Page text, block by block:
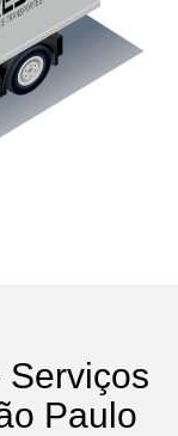
Serviços
Paulo